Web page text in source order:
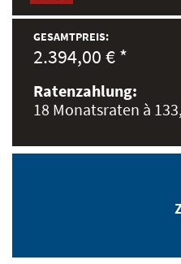
GESAMTPREIS:
2.394,00 € *
Ratenzahlung:
18 Monatsraten à